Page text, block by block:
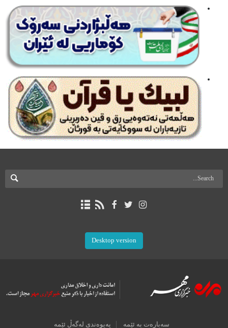
Desktop version
سەبارەت بە ئێمە پەیوەندی لەگەڵ ئێمە